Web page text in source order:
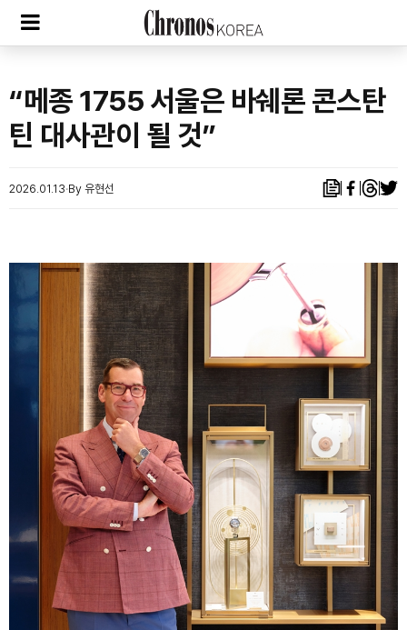
“메종 1755 서울은 바쉐론 콘스탄
틴 대사관이 될 것”
2026.01.13 By 유현선